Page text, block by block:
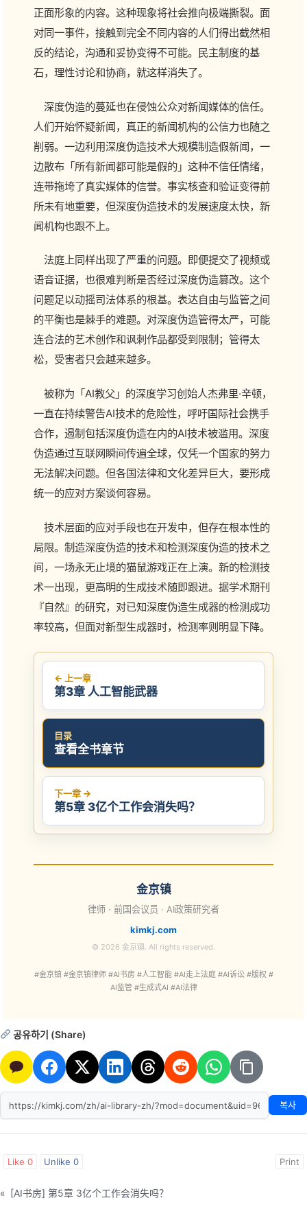
正面形象的内容。这种现象将社会推向极端撕裂。面
对同一事件，接触到完全不同内容的人们得出截然相
反的结论，沟通和妥协变得不可能。民主制度的基
石，理性讨论和协商，就这样消失了。
深度伪造的蔓延也在侵蚀公众对新闻媒体的信任。
人们开始怀疑新闻，真正的新闻机构的公信力也随之
削弱。一边利用深度伪造技术大规模制造假新闻，一
边散布「所有新闻都可能是假的」这种不信任情绪，
连带拖垮了真实媒体的信誉。事实核查和验证变得前
所未有地重要，但深度伪造技术的发展速度太快，新
闻机构也跟不上。
法庭上同样出现了严重的问题。即便提交了视频或
语音证据，也很难判断是否经过深度伪造篡改。这个
问题足以动摇司法体系的根基。表达自由与监管之间
的平衡也是棘手的难题。对深度伪造管得太严，可能
连合法的艺术创作和讽刺作品都受到限制；管得太
松，受害者只会越来越多。
被称为「AI教父」的深度学习创始人杰弗里·辛顿，
一直在持续警告AI技术的危险性，呼吁国际社会携手
合作，遏制包括深度伪造在内的AI技术被滥用。深度
伪造通过互联网瞬间传遍全球，仅凭一个国家的努力
无法解决问题。但各国法律和文化差异巨大，要形成
统一的应对方案谈何容易。
技术层面的应对手段也在开发中，但存在根本性的
局限。制造深度伪造的技术和检测深度伪造的技术之
间，一场永无止境的猫鼠游戏正在上演。新的检测技
术一出现，更高明的生成技术随即跟进。据学术期刊
『自然』的研究，对已知深度伪造生成器的检测成功
率较高，但面对新型生成器时，检测率则明显下降。
← 上一章
第3章 人工智能武器
目录
查看全书章节
下一章 →
第5章 3亿个工作会消失吗？
金京镇
律师 · 前国会议员 · AI政策研究者
kimkj.com
© 2026 金京镇. All rights reserved.
#金京镇 #金京镇律师 #AI书房 #人工智能 #AI走上法庭 #AI诉讼 #版权 #
AI监管 #生成式AI #AI法律
공유하기 (Share)
복사
Like 0 Unlike 0 Print
« [AI书房] 第5章 3亿个工作会消失吗？